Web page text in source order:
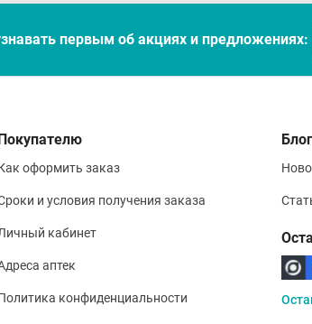
первым об акцияx и предложениях:
оформить заказ
и условия получения заказа
кабинет
аптек
конфиденциальности
Блог